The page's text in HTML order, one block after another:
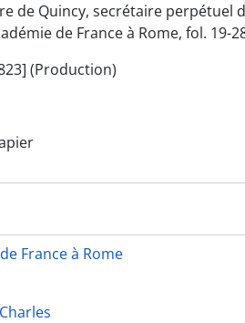
de Quincy, secrétaire perpétuel
de France à Rome, fol. 19-
(Production)
France à Rome